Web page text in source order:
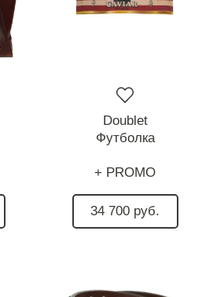
Doublet
Футболка
+ PROMO
34 700 руб.